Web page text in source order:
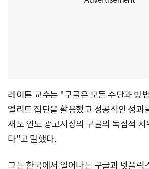
레이튼 교수는 "구글은 모든 수단과 방
엘리트 집단을 활용했고 성공적인 성과
재도 인도 광고시장의 구글의 독점적
다"고 말했다.
그는 한국에서 일어나는 구글과 넷플릭